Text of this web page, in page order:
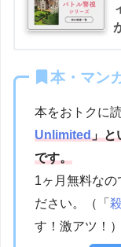
本・マン
本をおトクに
Unlimited」と
です。
1ヶ月無料なの
ださい。（「
す！激アツ！）